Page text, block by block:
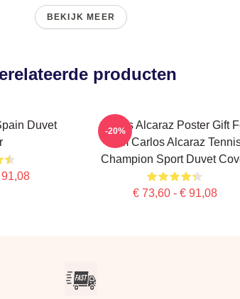
BEKIJK MEER
producten
Duvet
Carlos Alcaraz Poster Gift
Him Carlos Alcaraz
Champion Sport Duvet
€ 73,60 - € 91,08
-20%